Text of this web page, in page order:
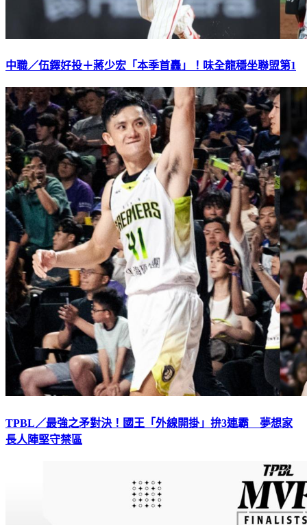
中職／伍鐸好投＋蔣少宏「本季首轟」！味全龍穩坐聯盟第1
TPBL／最強之矛對決！國王「外線開掛」拚3連霸 夢想家
長人陣堅守禁區